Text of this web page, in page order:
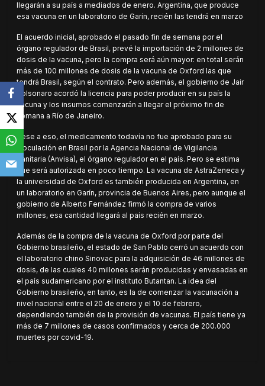
llegarán a su país a mediados de enero. Argentina, que produce
esa vacuna en un laboratorio de Garín, recién las tendrá en marzo
El acuerdo inicial, aprobado el pasado fin de semana por el
órgano regulador de Brasil, prevé la importación de 2 millones de
dosis de la vacuna, pero la compra será aún mayor: en total serán
más de 100 millones de dosis de la vacuna de Oxford las que
tendrá Brasil, según el contrato. Pero además, el gobierno de Jair
Bolsonaro acordó la licencia para poder producir en su país la
vacuna y los insumos comenzarán a llegar el próximo fin de
semana a Río de Janeiro.
Pese a eso, el medicamento todavía no fue aprobado para su
inoculación en Brasil por la Agencia Nacional de Vigilancia
Sanitaria (Anvisa), el órgano regulador en el país. Pero se estima
que será autorizada en poco tiempo. La vacuna de AstraZeneca y
la universidad de Oxford es también producida en Argentina, en
un laboratorio en Garín, provincia de Buenos Aires, pero aunque el
gobierno de Alberto Fernández firmó la compra de varios
millones, esa cantidad llegará al país recién en marzo.
Además de la compra de la vacuna de Oxford por parte del
Gobierno brasileño, el estado de San Pablo cerró un acuerdo con
el laboratorio chino Sinovac para la adquisición de 46 millones de
dosis, de las cuales 40 millones serán producidas y envasadas en
el país sudamericano por el instituto Butantan. La idea del
Gobierno brasileño, en tanto, es la de comenzar la vacunación a
nivel nacional entre el 20 de enero y el 10 de febrero,
dependiendo también de la provisión de vacunas. El país tiene ya
más de 7 millones de casos confirmados y cerca de 200.000
muertes por covid-19.